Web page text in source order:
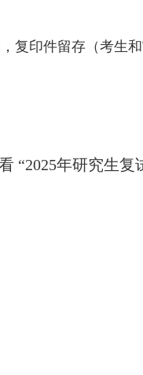
复印件留存（考生
“2025年研究生复